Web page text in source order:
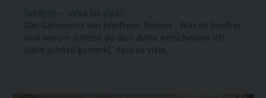
breifrei – Was ist das?
Das Geheimnis von breifreier Beikost - Was ist breifrei
und warum solltest du dich dafür entscheiden Ich
habe schnell gemerkt, dass es viele...